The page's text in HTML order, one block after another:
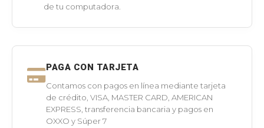
de tu computadora.
PAGA CON TARJETA
Contamos con pagos en línea mediante tarjeta
de crédito, VISA, MASTER CARD, AMERICAN
EXPRESS, transferencia bancaria y pagos en
OXXO y Súper 7